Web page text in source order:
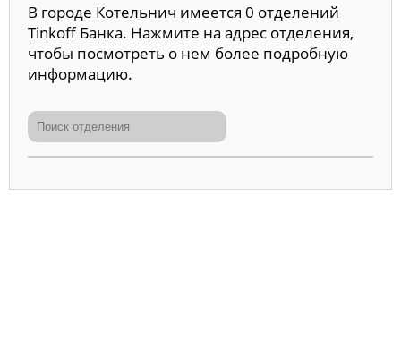
В городе Котельнич имеется 0 отделений
Tinkoff Банка. Нажмите на адрес отделения,
чтобы посмотреть о нем более подробную
информацию.